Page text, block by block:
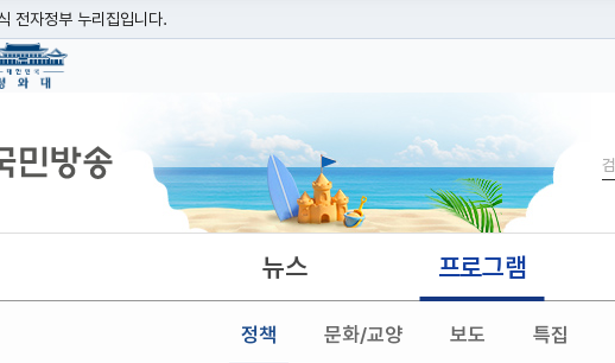
전자정부 누리집입니다.
기
도메인 주소를 사용하고 있다면 아래 URL에서 도메인 주소를 확인해 보세요
뉴스 프로그램
정책 문화/교양 보도 특집